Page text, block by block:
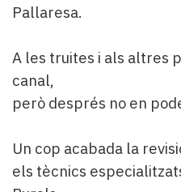
Pallaresa.
A les truites i als altres
canal,
però després no en
Un cop acabada la
els tècnics